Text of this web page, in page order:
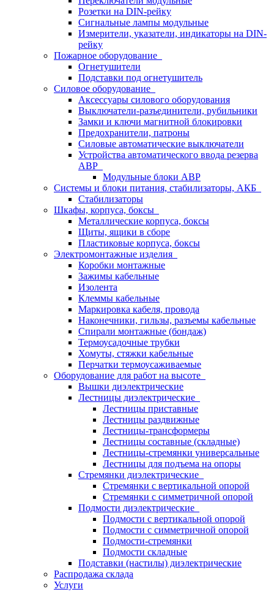
Розетки на DIN-рейку
Сигнальные лампы модульные
Измерители, указатели, индикаторы на DIN-
рейку
Пожарное оборудование
Огнетушители
Подставки под огнетушитель
Силовое оборудование
Аксессуары силового оборудования
Выключатели-разъединители, рубильники
Замки и ключи магнитной блокировки
Предохранители, патроны
Силовые автоматические выключатели
Устройства автоматического ввода резерва
АВР
Модульные блоки АВР
Системы и блоки питания, стабилизаторы, АКБ
Стабилизаторы
Шкафы, корпуса, боксы
Металлические корпуса, боксы
Щиты, ящики в сборе
Пластиковые корпуса, боксы
Электромонтажные изделия
Коробки монтажные
Зажимы кабельные
Изолента
Клеммы кабельные
Маркировка кабеля, провода
Наконечники, гильзы, разъемы кабельные
Спирали монтажные (бондаж)
Термоусадочные трубки
Хомуты, стяжки кабельные
Перчатки термоусаживаемые
Оборудование для работ на высоте
Вышки диэлектрические
Лестницы диэлектрические
Лестницы приставные
Лестницы раздвижные
Лестницы-трансформеры
Лестницы составные (складные)
Лестницы-стремянки универсальные
Лестницы для подъема на опоры
Стремянки диэлектрические
Стремянки с вертикальной опорой
Стремянки с симметричной опорой
Подмости диэлектрические
Подмости с вертикальной опорой
Подмости с симметричной опорой
Подмости-стремянки
Подмости складные
Подставки (настилы) диэлектрические
Распродажа склада
Услуги